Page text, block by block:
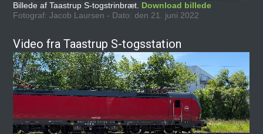
Billede af Taastrup S-togstrinbræt. Download billede
Fotograf: Jacob Laursen - Dato: den 21. juni 2022
Video fra Taastrup S-togsstation